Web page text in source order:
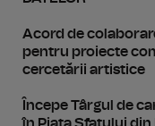
Acord de
pentru proiecte
cercetării artistice
Începe Târgul de